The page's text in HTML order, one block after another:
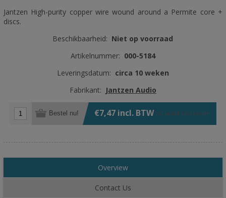
Jantzen High-purity copper wire wound around a Permite core +
discs.
Beschikbaarheid: Niet op voorraad
Artikelnummer: 000-5184
Leveringsdatum: circa 10 weken
Fabrikant: Jantzen Audio
Bestel nu! €7,47 incl. BTW Exclusiefverzenden
Overview
Contact Us